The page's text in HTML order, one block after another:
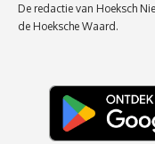
De redactie van Hoeksch
de Hoeksche Waard.